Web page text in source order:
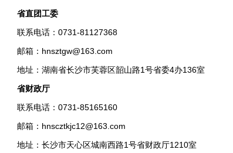
省直团工委
联系电话：0731-81127368
邮箱：hnsztgw@163.com
地址：湖南省长沙市芙蓉区韶山路1号省委4办136室
省财政厅
联系电话：0731-85165160
邮箱：hnscztkjc12@163.com
地址：长沙市天心区城南西路1号省财政厅1210室